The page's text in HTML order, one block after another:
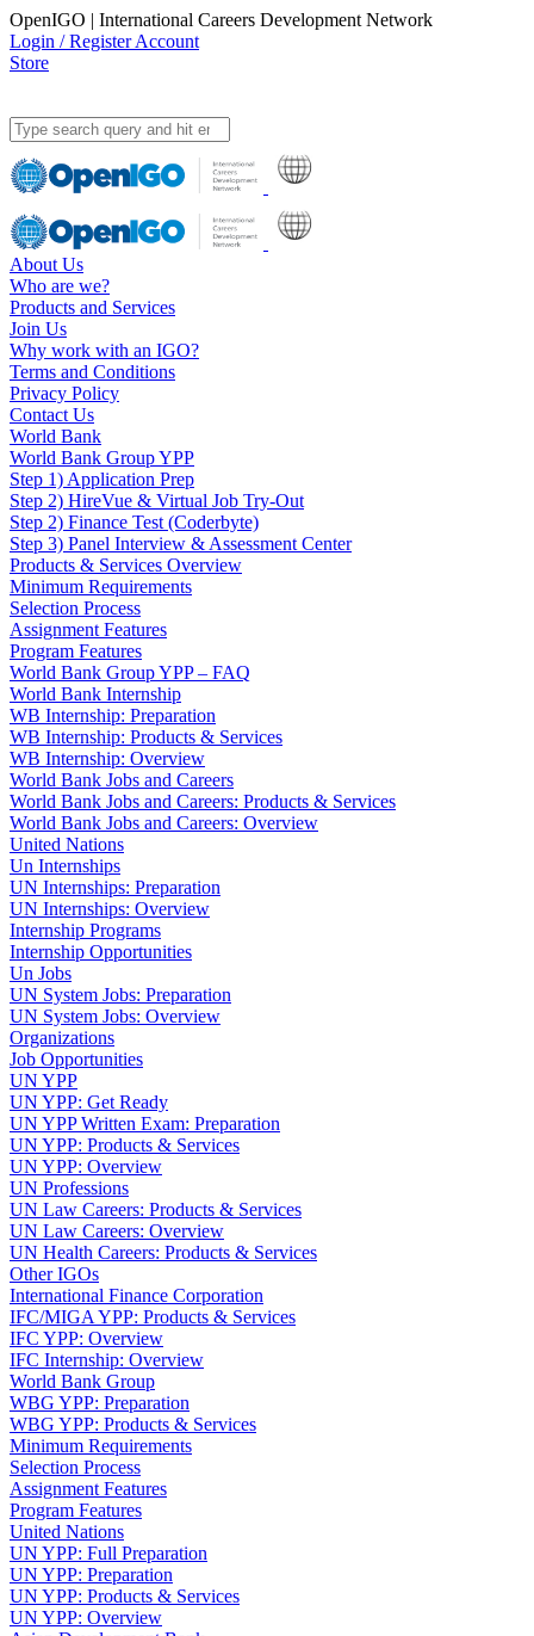
OpenIGO | International Careers Development Network
Login / Register Account
Store
About Us
Who are we?
Products and Services
Join Us
Why work with an IGO?
Terms and Conditions
Privacy Policy
Contact Us
World Bank
World Bank Group YPP
Step 1) Application Prep
Step 2) HireVue & Virtual Job Try-Out
Step 2) Finance Test (Coderbyte)
Step 3) Panel Interview & Assessment Center
Products & Services Overview
Minimum Requirements
Selection Process
Assignment Features
Program Features
World Bank Group YPP – FAQ
World Bank Internship
WB Internship: Preparation
WB Internship: Products & Services
WB Internship: Overview
World Bank Jobs and Careers
World Bank Jobs and Careers: Products & Services
World Bank Jobs and Careers: Overview
United Nations
Un Internships
UN Internships: Preparation
UN Internships: Overview
Internship Programs
Internship Opportunities
Un Jobs
UN System Jobs: Preparation
UN System Jobs: Overview
Organizations
Job Opportunities
UN YPP
UN YPP: Get Ready
UN YPP Written Exam: Preparation
UN YPP: Products & Services
UN YPP: Overview
UN Professions
UN Law Careers: Products & Services
UN Law Careers: Overview
UN Health Careers: Products & Services
Other IGOs
International Finance Corporation
IFC/MIGA YPP: Products & Services
IFC YPP: Overview
IFC Internship: Overview
World Bank Group
WBG YPP: Preparation
WBG YPP: Products & Services
Minimum Requirements
Selection Process
Assignment Features
Program Features
United Nations
UN YPP: Full Preparation
UN YPP: Preparation
UN YPP: Products & Services
UN YPP: Overview